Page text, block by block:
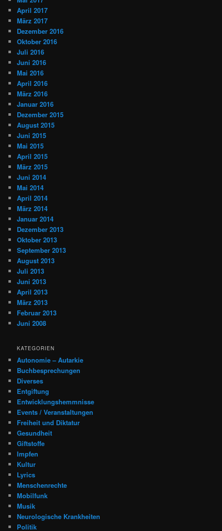
April 2017
März 2017
Dezember 2016
Oktober 2016
Juli 2016
Juni 2016
Mai 2016
April 2016
März 2016
Januar 2016
Dezember 2015
August 2015
Juni 2015
Mai 2015
April 2015
März 2015
Juni 2014
Mai 2014
April 2014
März 2014
Januar 2014
Dezember 2013
Oktober 2013
September 2013
August 2013
Juli 2013
Juni 2013
April 2013
März 2013
Februar 2013
Juni 2008
KATEGORIEN
Autonomie – Autarkie
Buchbesprechungen
Diverses
Entgiftung
Entwicklungshemmnisse
Events / Veranstaltungen
Freiheit und Diktatur
Gesundheit
Giftstoffe
Impfen
Kultur
Lyrics
Menschenrechte
Mobilfunk
Musik
Neurologische Krankheiten
Politik